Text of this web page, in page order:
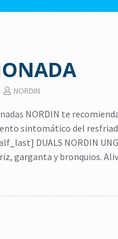
NORDIN
NORDIN te
sintomático del
DUALS NORDIN
garganta y bronquios.